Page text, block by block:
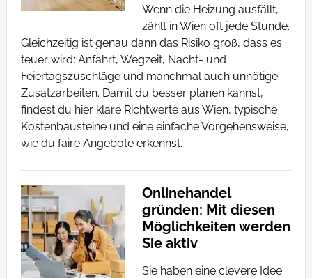
Wenn die Heizung ausfällt,
zählt in Wien oft jede Stunde.
Gleichzeitig ist genau dann das Risiko groß, dass es
teuer wird: Anfahrt, Wegzeit, Nacht- und
Feiertagszuschläge und manchmal auch unnötige
Zusatzarbeiten. Damit du besser planen kannst,
findest du hier klare Richtwerte aus Wien, typische
Kostenbausteine und eine einfache Vorgehensweise,
wie du faire Angebote erkennst.
Onlinehandel
gründen: Mit diesen
Möglichkeiten werden
Sie aktiv
Sie haben eine clevere Idee